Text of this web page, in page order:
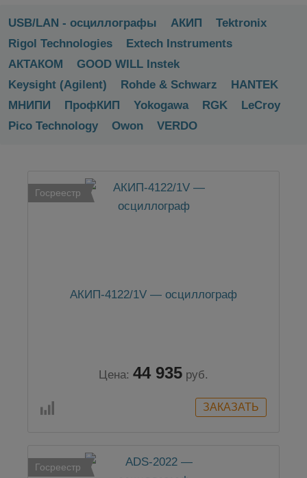
USB/LAN - осциллографы АКИП
Tektronix
Rigol Technologies
Extech Instruments
АКТАКОМ
GOOD WILL Instek
Keysight (Agilent)
Rohde & Schwarz
HANTEK
МНИПИ
ПрофКИП Yokogawa RGK
LeCroy
Pico Technology
Owon VERDO
Госреестр
АКИП-4122/1V — осциллограф
Цена: 44 935 руб.
Госреестр